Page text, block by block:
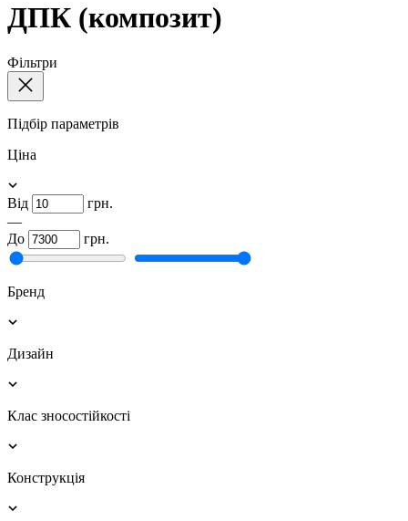
ДПК (композит)
Фільтри
Підбір параметрів
Ціна
Від
грн.
—
До
грн.
Бренд
Дизайн
Клас зносостійкості
Конструкція